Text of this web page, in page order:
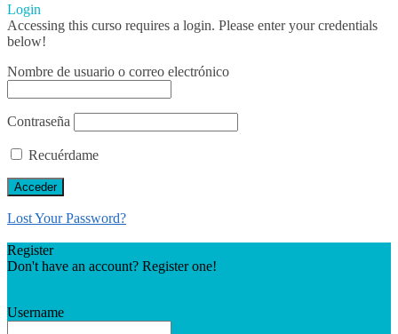
Login
Accessing this curso requires a login. Please enter your credentials
below!
Nombre de usuario o correo electrónico
Contraseña
Recuérdame
Lost Your Password?
Register
Don't have an account? Register one!
Username